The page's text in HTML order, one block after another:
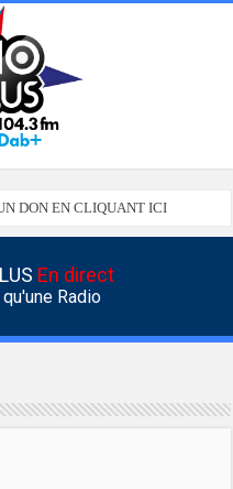
DON EN CLIQUANT ICI
En direct
Radio